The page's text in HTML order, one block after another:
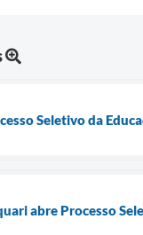
Seletivo da
abre Processo